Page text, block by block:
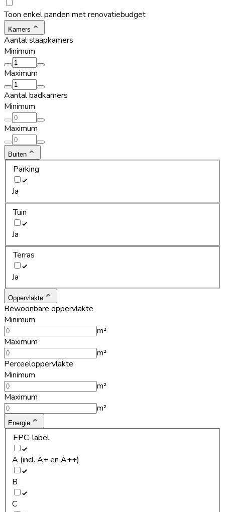
Toon enkel panden met renovatiebudget
Kamers
Aantal slaapkamers
Minimum
Maximum
Aantal badkamers
Minimum
Maximum
Buiten
Parking
Ja
Tuin
Ja
Terras
Ja
Oppervlakte
Bewoonbare oppervlakte
Minimum
m²
Maximum
m²
Perceeloppervlakte
Minimum
m²
Maximum
m²
Energie
EPC-label
A (incl. A+ en A++)
B
C